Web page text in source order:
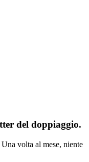
del doppiaggio.
volta al mese, niente